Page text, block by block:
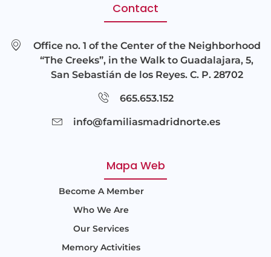
Contact
Office no. 1 of the Center of the Neighborhood
“The Creeks”, in the Walk to Guadalajara, 5,
San Sebastián de los Reyes. C. P. 28702
665.653.152
info@familiasmadridnorte.es
Mapa Web
Become A Member
Who We Are
Our Services
Memory Activities